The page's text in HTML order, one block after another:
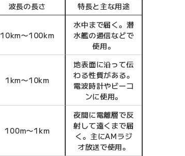
波長の長さ 特長と主な用途
10km〜100km
水中まで届く。潜
水艦の通信などで
使用。
1km〜10km
地表面に沿って伝
わる性質がある。
電波時計やビーコ
ンに使用。
100m〜1km
夜間に電離層で反
射して遠くまで届
く。主にAMラジ
オ放送で使用。